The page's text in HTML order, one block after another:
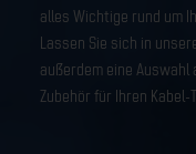
alles Wichtige rund um
Lassen Sie sich in
außerdem eine Auswahl
Zubehör für Ihren